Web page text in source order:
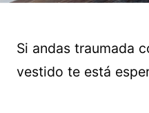
Si andas traumada
vestido te está